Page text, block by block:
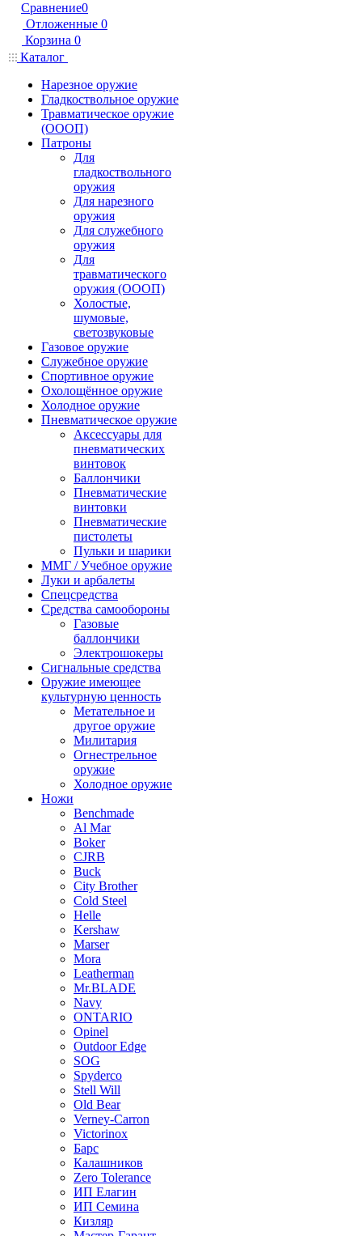
Сравнение0
Отложенные 0
Корзина 0
Каталог
Нарезное оружие
Гладкоствольное оружие
Травматическое оружие
(ОООП)
Патроны
Для
гладкоствольного
оружия
Для нарезного
оружия
Для служебного
оружия
Для
травматического
оружия (ОООП)
Холостые,
шумовые,
светозвуковые
Газовое оружие
Служебное оружие
Спортивное оружие
Охолощённое оружие
Холодное оружие
Пневматическое оружие
Аксессуары для
пневматических
винтовок
Баллончики
Пневматические
винтовки
Пневматические
пистолеты
Пульки и шарики
ММГ / Учебное оружие
Луки и арбалеты
Спецсредства
Средства самообороны
Газовые
баллончики
Электрошокеры
Сигнальные средства
Оружие имеющее
культурную ценность
Метательное и
другое оружие
Милитария
Огнестрельное
оружие
Холодное оружие
Ножи
Benchmade
Al Mar
Boker
CJRB
Buck
City Brother
Cold Steel
Helle
Kershaw
Marser
Mora
Leatherman
Mr.BLADE
Navy
ONTARIO
Opinel
Outdoor Edge
SOG
Spyderco
Stell Will
Old Bear
Verney-Carron
Victorinox
Барс
Калашников
Zero Tolerance
ИП Елагин
ИП Семина
Кизляр